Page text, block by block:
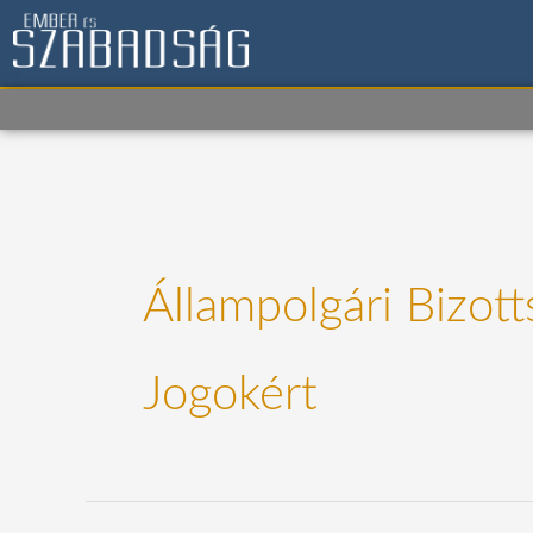
Skip
to
content
Állampolgári
Jogokért